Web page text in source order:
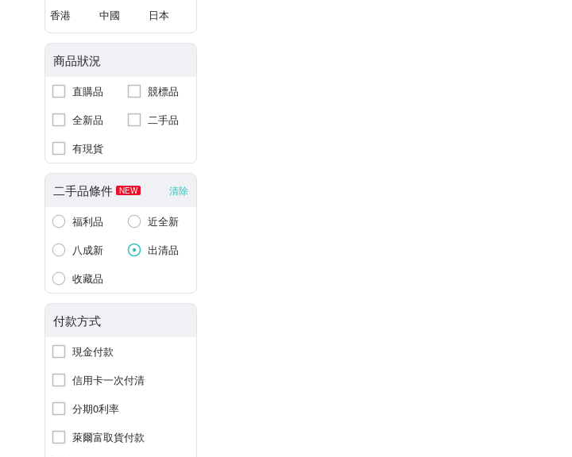
香港 中國 日本
商品狀況
直購品
競標品
全新品
二手品
有現貨
二手品條件 NEW 清除
福利品
近全新
八成新
出清品
收藏品
付款方式
現金付款
信用卡一次付清
分期0利率
萊爾富取貨付款